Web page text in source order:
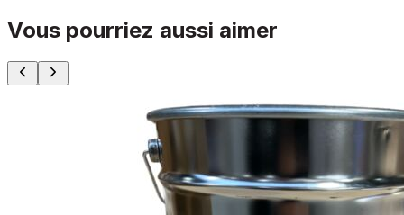
Vous pourriez aussi aimer